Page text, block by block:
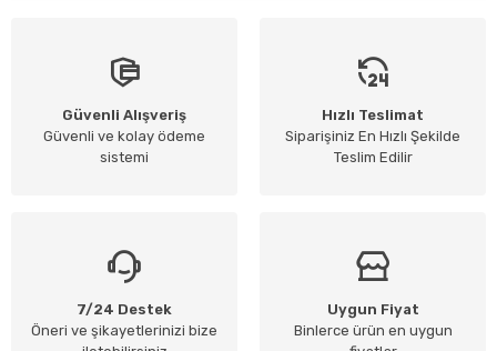
Güvenli Alışveriş
Güvenli ve kolay ödeme
sistemi
Hızlı Teslimat
Siparişiniz En Hızlı Şekilde
Teslim Edilir
7/24 Destek
Öneri ve şikayetlerinizi bize
Uygun Fiyat
Binlerce ürün en uygun